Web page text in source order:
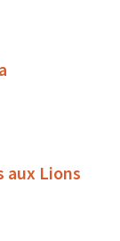
aux Lions